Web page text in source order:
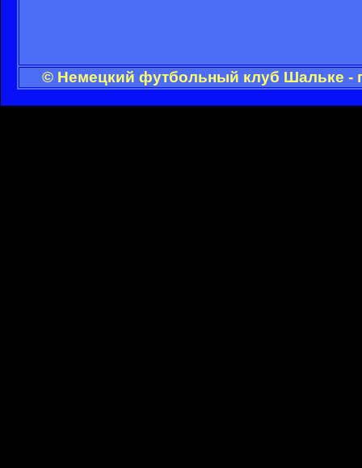
© Немецкий футбольный клуб Шальке -